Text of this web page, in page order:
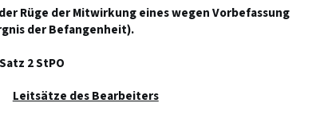
Rüge der Mitwirkung eines wegen Vorbefassung
der Befangenheit).
2 StPO
Leitsätze des Bearbeiters